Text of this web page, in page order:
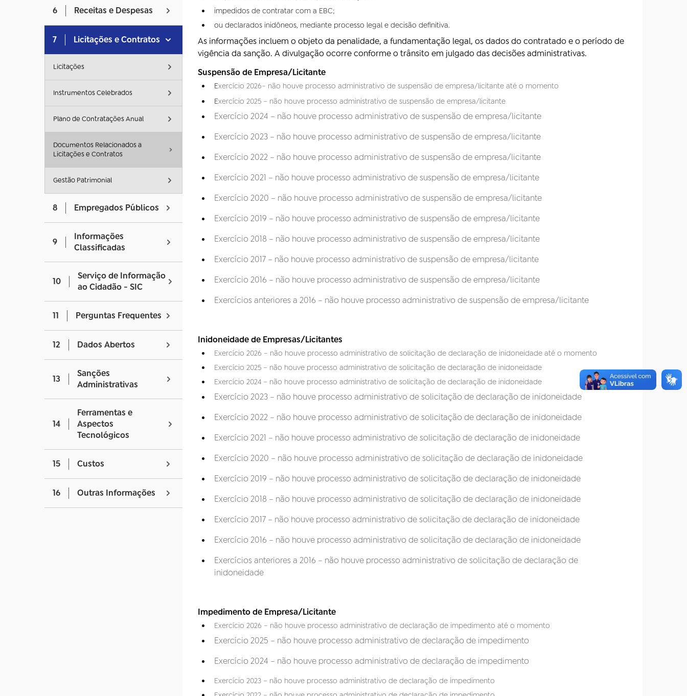
6 Receitas e Despesas
7 Licitações e Contratos
Licitações
Instrumentos Celebrados
Plano de Contratações Anual
Documentos Relacionados a
Licitações e Contratos
Gestão Patrimonial
8 Empregados Públicos
9
Informações
Classificadas
10
Serviço de Informação
ao Cidadão - SIC
11 Perguntas Frequentes
12 Dados Abertos
13
Sanções
Administrativas
14
Ferramentas e
Aspectos
Tecnológicos
15 Custos
16 Outras Informações
impedidos de contratar com a EBC;
ou declarados inidôneos, mediante processo legal e decisão definitiva.
As informações incluem o objeto da penalidade, a fundamentação legal, os dados do contratado e o período de
vigência da sanção. A divulgação ocorre conforme o trânsito em julgado das decisões administrativas.
Suspensão de Empresa/Licitante
Exercício 2026– não houve processo administrativo de suspensão de empresa/licitante até o momento
Exercício 2025 – não houve processo administrativo de suspensão de empresa/licitante
Exercício 2024 – não houve processo administrativo de suspensão de empresa/licitante
Exercício 2023 – não houve processo administrativo de suspensão de empresa/licitante
Exercício 2022 – não houve processo administrativo de suspensão de empresa/licitante
Exercício 2021 – não houve processo administrativo de suspensão de empresa/licitante
Exercício 2020 – não houve processo administrativo de suspensão de empresa/licitante
Exercício 2019 – não houve processo administrativo de suspensão de empresa/licitante
Exercício 2018 – não houve processo administrativo de suspensão de empresa/licitante
Exercício 2017 – não houve processo administrativo de suspensão de empresa/licitante
Exercício 2016 – não houve processo administrativo de suspensão de empresa/licitante
Exercícios anteriores a 2016 – não houve processo administrativo de suspensão de empresa/licitante
Inidoneidade de Empresas/Licitantes
Exercício 2026 – não houve processo administrativo de solicitação de declaração de inidoneidade até o momento
Exercício 2025 – não houve processo administrativo de solicitação de declaração de inidoneidade
Exercício 2024 – não houve processo administrativo de solicitação de declaração de inidoneidade
Exercício 2023 – não houve processo administrativo de solicitação de declaração de inidoneidade
Exercício 2022 – não houve processo administrativo de solicitação de declaração de inidoneidade
Exercício 2021 – não houve processo administrativo de solicitação de declaração de inidoneidade
Exercício 2020 – não houve processo administrativo de solicitação de declaração de inidoneidade
Exercício 2019 – não houve processo administrativo de solicitação de declaração de inidoneidade
Exercício 2018 – não houve processo administrativo de solicitação de declaração de inidoneidade
Exercício 2017 – não houve processo administrativo de solicitação de declaração de inidoneidade
Exercício 2016 – não houve processo administrativo de solicitação de declaração de inidoneidade
Exercícios anteriores a 2016 – não houve processo administrativo de solicitação de declaração de
inidoneidade
Impedimento de Empresa/Licitante
Exercício 2026 – não houve processo administrativo de declaração de impedimento até o momento
Exercício 2025 – não houve processo administrativo de declaração de impedimento
Exercício 2024 – não houve processo administrativo de declaração de impedimento
Exercício 2023 – não houve processo administrativo de declaração de impedimento